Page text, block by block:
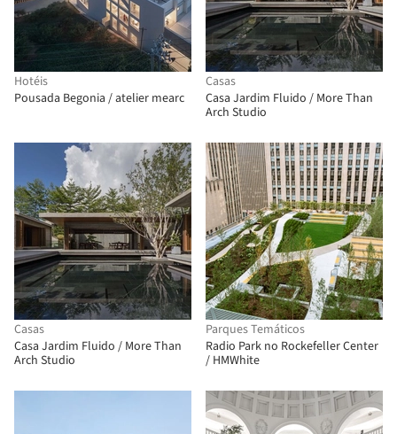
Hotéis
Pousada Begonia / atelier mearc
Casas
Casa Jardim Fluido / More Than
Arch Studio
Casas
Casa Jardim Fluido / More Than
Arch Studio
Parques Temáticos
Radio Park no Rockefeller Center
/ HMWhite